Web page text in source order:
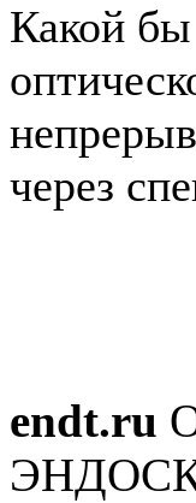
Какой бы
через
endt.ru